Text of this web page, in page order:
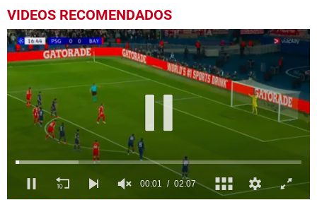
VIDEOS RECOMENDADOS